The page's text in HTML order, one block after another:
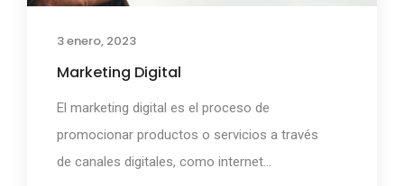
3 enero, 2023
Marketing Digital
El marketing digital es el proceso de
promocionar productos o servicios a través
de canales digitales, como internet...